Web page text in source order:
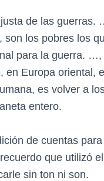
de las guerras.
son los pobres los
para la guerra.
en Europa oriental,
es volver a
entero.
de cuentas
que utilizó
sin ton ni son.